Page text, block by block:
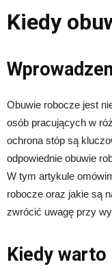
Kiedy
Obuwie robocze jest
osób pracujących w
ochrona stóp są
odpowiednie obuwie
W tym artykule
robocze oraz jakie są
zwrócić uwagę przy
Kiedy